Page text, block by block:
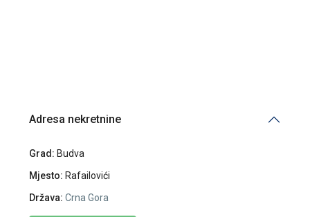
Adresa nekretnine
Grad: Budva
Mjesto: Rafailovići
Država: Crna Gora